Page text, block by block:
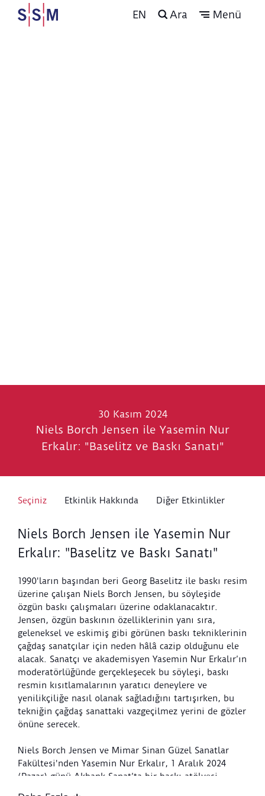
EN Ara Menü
30 Kasım 2024
Niels Borch Jensen ile Yasemin Nur
Erkalır: "Baselitz ve Baskı Sanatı"
Seçiniz Etkinlik Hakkında Diğer Etkinlikler
Niels Borch Jensen ile Yasemin Nur
Erkalır: "Baselitz ve Baskı Sanatı"
1990'ların başından beri Georg Baselitz ile baskı resim
üzerine çalışan Niels Borch Jensen, bu söyleşide
özgün baskı çalışmaları üzerine odaklanacaktır.
Jensen, özgün baskının özelliklerinin yanı sıra,
geleneksel ve eskimiş gibi görünen baskı tekniklerinin
çağdaş sanatçılar için neden hâlâ cazip olduğunu ele
alacak. Sanatçı ve akademisyen Yasemin Nur Erkalır’ın
moderatörlüğünde gerçekleşecek bu söyleşi, baskı
resmin kısıtlamalarının yaratıcı deneylere ve
yenilikçiliğe nasıl olanak sağladığını tartışırken, bu
tekniğin çağdaş sanattaki vazgeçilmez yerini de gözler
önüne serecek.
Niels Borch Jensen ve Mimar Sinan Güzel Sanatlar
Fakültesi'nden Yasemin Nur Erkalır, 1 Aralık 2024
(Pazar) günü Akbank Sanat’ta bir baskı atölyesi